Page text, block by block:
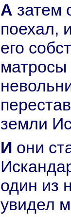
А затем он простился с царём и
поехал,
его
матросы
земли
И они стали нa якoрь подле
один из
увидел